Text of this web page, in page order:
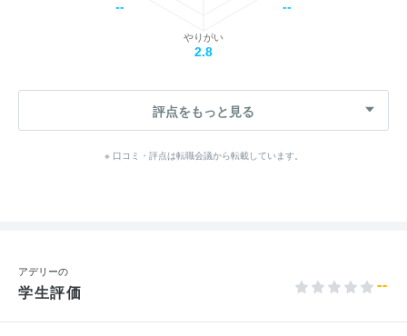
--
やりがい
2.8
--
評点をもっと見る
※ 口コミ・評点は転職会議から転載しています。
アデリーの
学生評価 --